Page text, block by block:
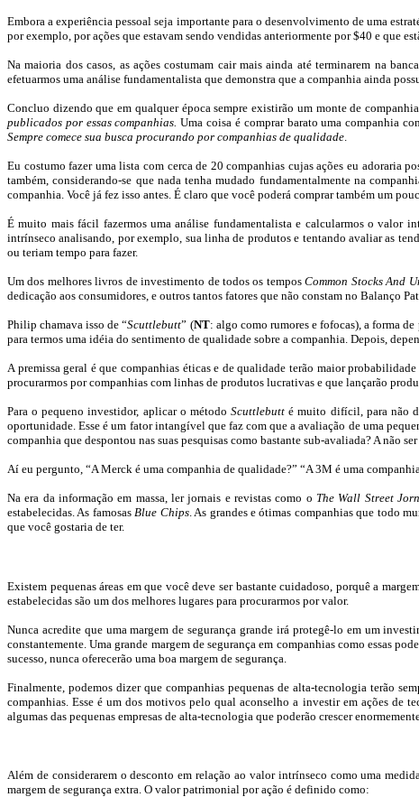
Embora a experiência pessoal seja importante para o desenvolvimento de uma
por exemplo, por ações que estavam sendo vendidas anteriormente por $40 e que
Na maioria dos casos, as ações costumam cair mais ainda até terminarem na
efetuarmos uma análise fundamentalista que demonstra que a companhia ainda
Concluo dizendo que em qualquer época sempre existirão um monte de
publicados por essas companhias.Uma coisa é comprar barato uma companhia
Sempre comece sua busca procurando por companhias de qualidade.
Eu costumo fazer uma lista com cerca de 20 companhias cujas ações eu adoraria
também, considerando-se que nada tenha mudado fundamentalmente na
companhia. Você já fez isso antes. É claro que você poderá comprar também um
É muito mais fácil fazermos uma análise fundamentalista e calcularmos o valor
intrínseco analisando, por exemplo, sua linha de produtos e tentando avaliar as
ou teriam tempo para fazer.
Um dos melhores livros de investimento de todos os temposCommon Stocks And
dedicação aos consumidores, e outros tantos fatores que não constam no Balanço
Philip chamava isso de “Scuttlebutt” (NT: algo como rumores e fofocas), a forma
para termos uma idéia do sentimento de qualidade sobre a companhia. Depois,
A premissa geral é que companhias éticas e de qualidade terão maior
procurarmos por companhias com linhas de produtos lucrativas e que lançarão
Para o pequeno investidor, aplicar o métodoScuttlebutt é muito difícil, para não
oportunidade. Esse é um fator intangível que faz com que a avaliação de uma
companhia que despontou nas suas pesquisas como bastante sub-avaliada? A não
Aí eu pergunto, “AMerck é uma companhia de qualidade?” “A 3M é uma
Na era da informação em massa, ler jornais e revistas como o The Wall Street
estabelecidas. As famosasBlue Chips. As grandes e ótimas companhias que todo
que você gostaria de ter.
Existem pequenas áreas em que você deve ser bastante cuidadoso, porquê a
estabelecidas são um dos melhores lugares para procurarmos por valor.
Nunca acredite que uma margem de segurança grande irá protegê-lo em um
constantemente. Uma grande margem de segurança em companhias como essas
sucesso, nunca oferecerão uma boa margem de segurança.
Finalmente, podemos dizer que companhias pequenas de alta-tecnologia terão
companhias. Esse é um dos motivos pelo qual aconselho a investir em ações de
algumas das pequenas empresas de alta-tecnologia que poderão crescer
Além de considerarem o desconto em relação ao valor intrínseco como uma
margem de segurança extra. O valor patrimonial por ação é definido como: